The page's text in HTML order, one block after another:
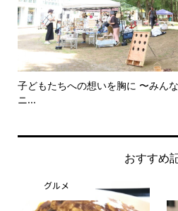
子どもたちへの想いを胸に 〜みん
ニ...
おすすめ
グルメ